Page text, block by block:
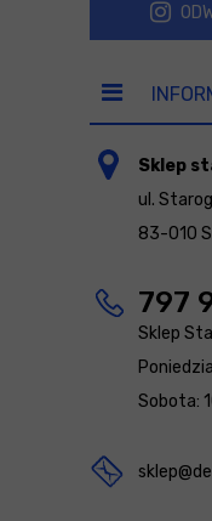
Sklep
ul.
83-010
797
Sklep
Sobota: